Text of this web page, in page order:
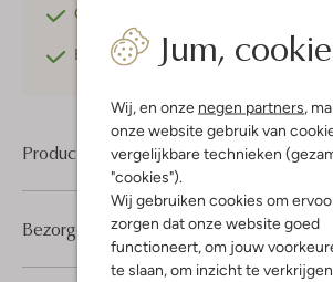
Jum,
Wij, en onze negen partners ,
onze website gebruik van
vergelijkbare technieken
"cookies").
Wij gebruiken cookies om
zorgen dat onze website goed
functioneert, om jouw
te slaan, om inzicht te
Gratis retourneren
Betaal achterafmet Klarna
Product informatie
Bezorgen & retourneren